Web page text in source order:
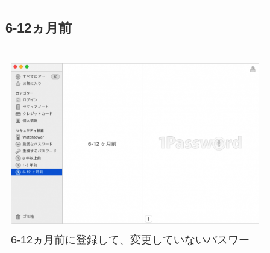
6-12ヵ月前
6-12ヵ月前に登録して、変更していないパスワー